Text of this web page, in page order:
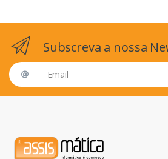
Subscreva a nossa
Email address